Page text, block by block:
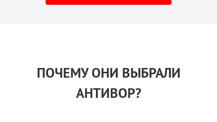
ПОЧЕМУ ОНИ ВЫБРАЛИ
АНТИВОР?